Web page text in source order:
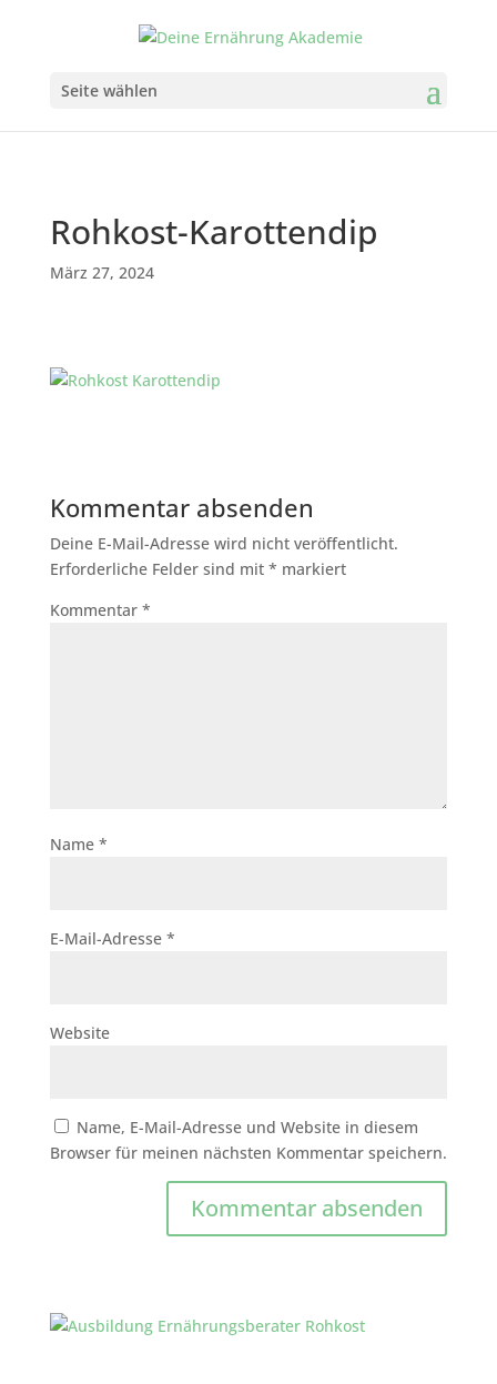
Seite wählen
Rohkost-Karottendip
März 27, 2024
Kommentar absenden
Deine E-Mail-Adresse wird nicht veröffentlicht.
Erforderliche Felder sind mit * markiert
Kommentar *
Name *
E-Mail-Adresse *
Website
Name, E-Mail-Adresse und Website in diesem
Browser für meinen nächsten Kommentar speichern.